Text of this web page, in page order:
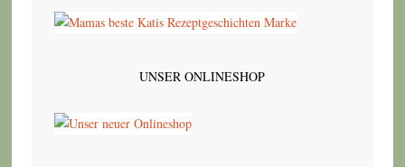
UNSER ONLINESHOP